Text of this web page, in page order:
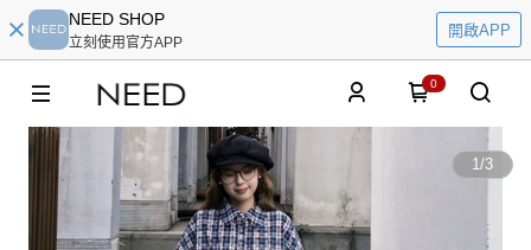
NEED SHOP
立刻使用官方APP
開啟APP
0
1/3